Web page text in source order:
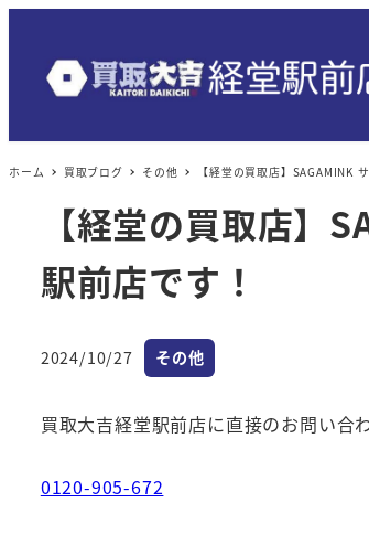
ホーム 買取ブログ その他 【経堂の買取店】SAGAMINK
【経堂の買取店
駅前店です！
投稿日
2024/10/27 カテゴリー
その他
買取大吉経堂駅前店に直接のお問い合
0120-905-672